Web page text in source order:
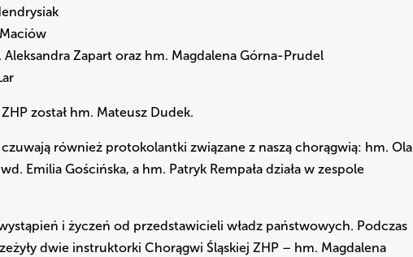
Zapart oraz hm. Magdalena Górna-Prudel
został hm. Mateusz Dudek.
również protokolantki związane z naszą chorągwią: hm. Ola
Emilia Gościńska, a hm. Patryk Rempała działa w zespole
i życzeń od przedstawicieli władz państwowych. Podczas
dwie instruktorki Chorągwi Śląskiej ZHP – hm. Magdalena